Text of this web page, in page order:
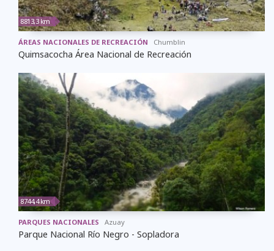
8813,3 km
ÁREAS NACIONALES DE RECREACIÓN Chumblin
Quimsacocha Área Nacional de Recreación
8744,4 km
PARQUES NACIONALES Azuay
Parque Nacional Río Negro - Sopladora